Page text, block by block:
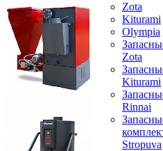
Zota
Kiturami
Olympia
Zota
Kiturami
Rinnai
Stropuva